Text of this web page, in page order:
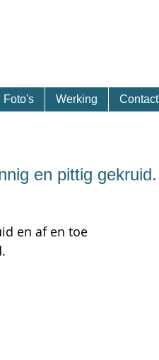
Foto's Werking Contact
en pittig gekruid.
en af en toe